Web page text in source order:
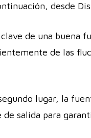
desde
de una buena
de las
lugar, la
salida para